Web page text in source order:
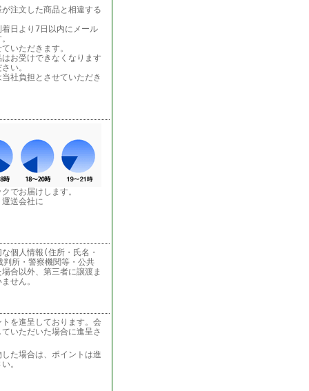
注文した商品と相違する
日より7日以内にメール
いただきます。
お受けできなくなります
い。
社負担とさせていただき
でお届けします。
送会社に
個人情報(住所・氏名・
所・警察機関等・公共
合以外、第三者に譲渡ま
せん。
を進呈しております。会
いただいた場合に進呈さ
た場合は、ポイントは進
。